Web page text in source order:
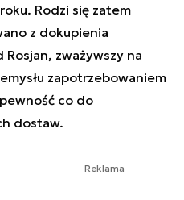
Rodzi się zatem
z dokupienia
zważywszy na
zapotrzebowaniem
co do
dostaw.
Reklama